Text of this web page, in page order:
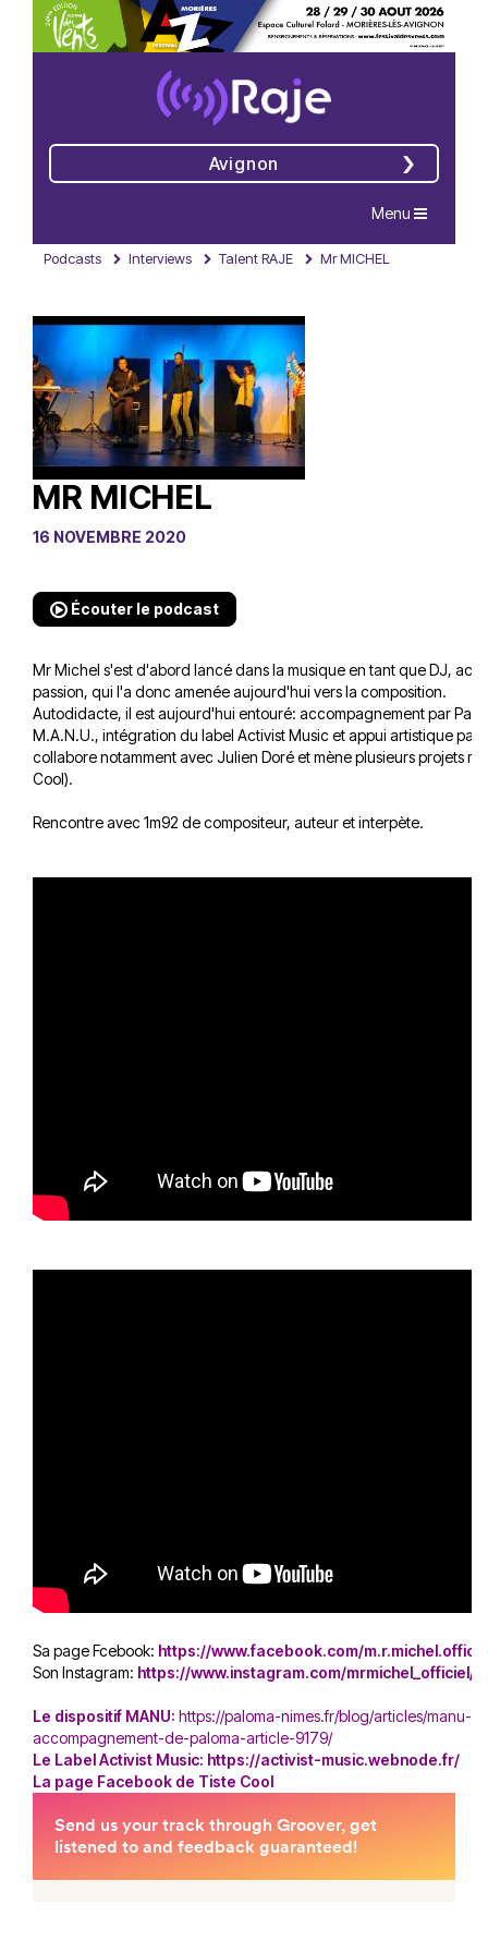
Avignon
Navigation
Menu
Podcasts Interviews Talent RAJE Mr MICHEL
MR MICHEL
16 NOVEMBRE 2020
Écouter le podcast
Mr Michel s'est d'abord lancé dans la musique en tant que DJ,
passion, qui l'a donc amenée aujourd'hui vers la composition.
Autodidacte, il est aujourd'hui entouré: accompagnement par
M.A.N.U., intégration du label Activist Music et appui artistique par
collabore notamment avec Julien Doré et mène plusieurs projets
Cool).
Rencontre avec 1m92 de compositeur, auteur et interpète.
Sa page Fcebook: https://www.facebook.com/
Son Instagram: https://www.instagram.com/mrmichel_officiel/
Le dispositif MANU: https://paloma-nimes.fr/blog/articles/manu-
accompagnement-de-paloma-article-9179/
Le Label Activist Music: https://activist-music.webnode.fr/
La page Facebook de Tiste Cool